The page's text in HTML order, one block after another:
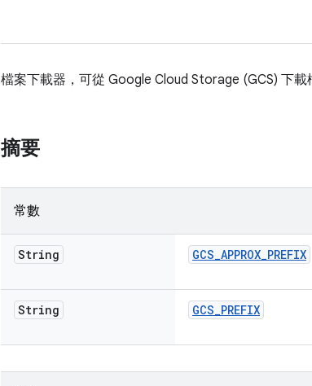
檔案下載器，可從 Google Cloud Storage (GCS) 下載
摘要
常數
String GCS_APPROX_PREFIX
String GCS_PREFIX